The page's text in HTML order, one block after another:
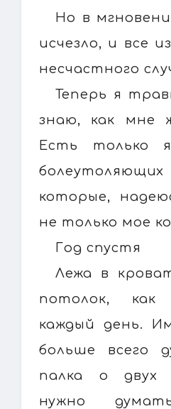
Но в
исчезло, и все
несчастного
Теперь я
знаю, как мне
Есть только
которые,
не только мое
Год спустя
Лежа в
потолок,
каждый день.
больше всего
палка о двух
нужно